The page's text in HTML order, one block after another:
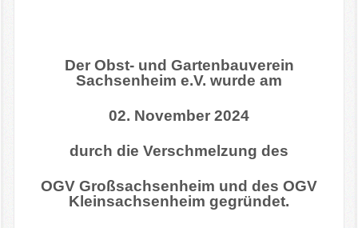
Der Obst- und Gartenbauverein
Sachsenheim e.V. wurde am
02. November 2024
durch die Verschmelzung des
OGV Großsachsenheim und des OGV
Kleinsachsenheim gegründet.